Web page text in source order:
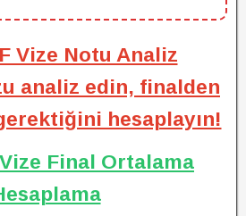
Vize Notu Analiz
analiz edin, finalden
hesaplayın!
Vize Final Ortalama